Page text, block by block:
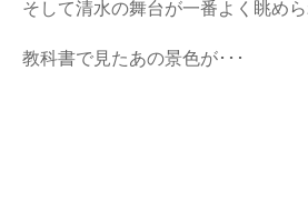
そして清水の舞台が一番よく眺め
教科書で見たあの景色が･･･